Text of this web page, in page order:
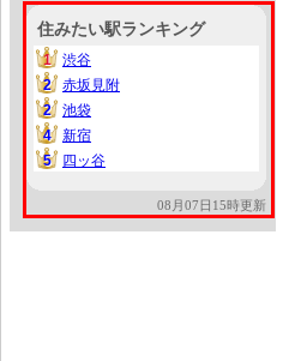
住みたい駅ランキング
1
1
渋谷
2
2
赤坂見附
2
2
池袋
4
4
新宿
5
5 四ッ谷
08月07日15時更新